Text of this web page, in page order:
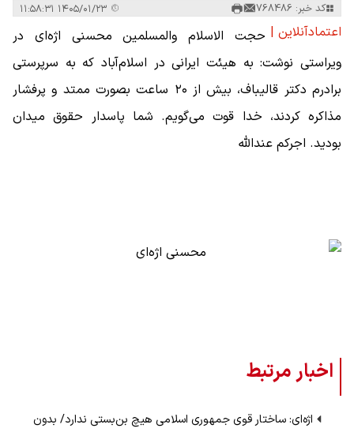
کد خبر: 768486
اعتمادآنلاین | حجت الاسلام والمسلمین محسنی اژه‌ای در
ویراستی نوشت: به هیئت ایرانی در اسلام‌آباد که به سرپرستی
برادرم دکتر قالیباف، بیش از ۲۰ ساعت بصورت ممتد و پرفشار
مذاکره کردند، خدا قوت می‌گویم. شما پاسدار حقوق میدان
بودید. اجرکم عندالله
اخبار مرتبط
اژه‌ای: ساختار قوی جمهوری اسلامی هیچ بن‌بستی ندارد/ بدون